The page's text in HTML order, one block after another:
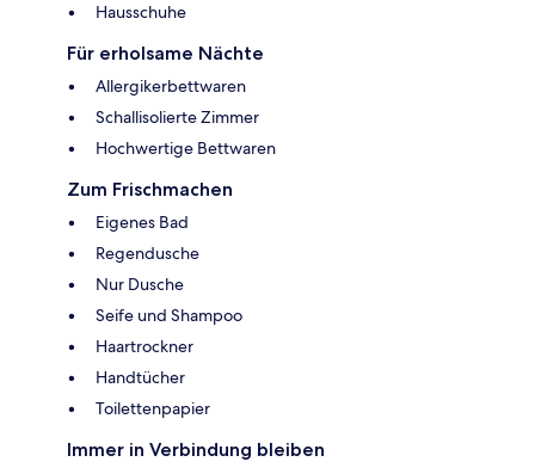
Hausschuhe
Für erholsame Nächte
Allergikerbettwaren
Schallisolierte Zimmer
Hochwertige Bettwaren
Zum Frischmachen
Eigenes Bad
Regendusche
Nur Dusche
Seife und Shampoo
Haartrockner
Handtücher
Toilettenpapier
Immer in Verbindung bleiben